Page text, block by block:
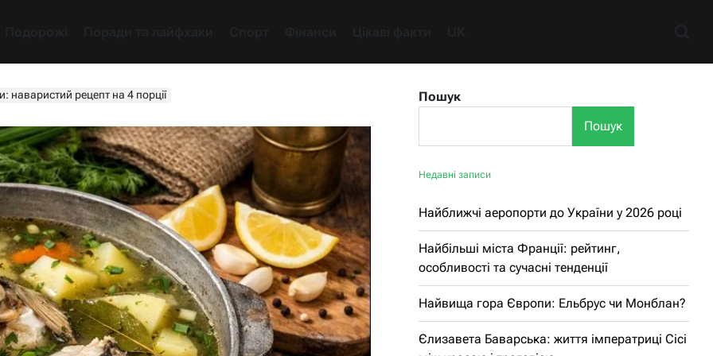
наваристий рецепт на 4 порції
Пошук
Пошук
Недавні записи
Найближчі аеропорти до України у 2026 році
Найбільші міста Франції: рейтинг,
особливості та сучасні тенденції
Найвища гора Європи: Ельбрус чи Монблан?
Єлизавета Баварська: життя імператриці Сісі